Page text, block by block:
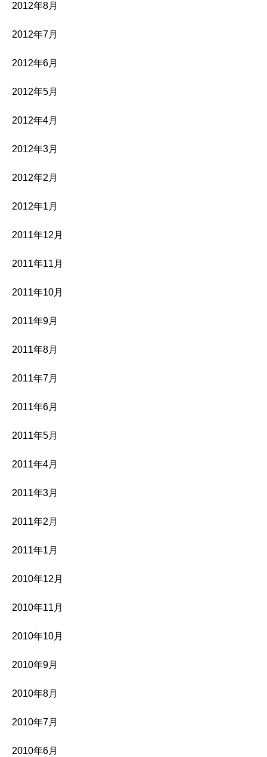
2012年8月
2012年7月
2012年6月
2012年5月
2012年4月
2012年3月
2012年2月
2012年1月
2011年12月
2011年11月
2011年10月
2011年9月
2011年8月
2011年7月
2011年6月
2011年5月
2011年4月
2011年3月
2011年2月
2011年1月
2010年12月
2010年11月
2010年10月
2010年9月
2010年8月
2010年7月
2010年6月